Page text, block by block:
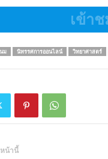
เข้า
ม นิทรรศการออนไลน์ วิทยาศาสตร์
น้านี้